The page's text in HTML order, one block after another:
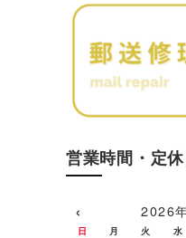
営業時間・定休
‹ 2026
日 月 火 水